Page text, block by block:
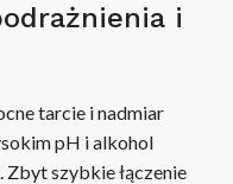
i
tarcie i nadmiar
pH i alkohol
szybkie łączenie